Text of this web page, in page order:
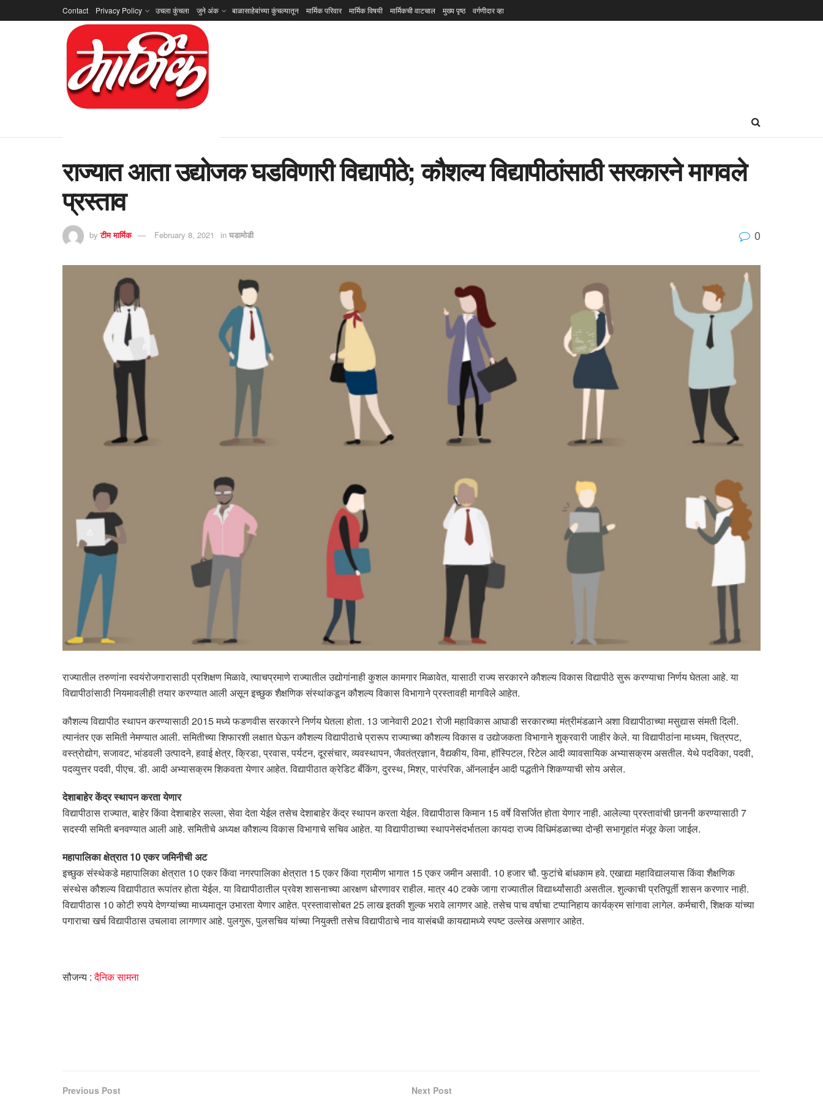
Contact Privacy Policy उचला कुंचला जुने अंक बाळासाहेबांच्या कुंचल्यातून मार्मिक परिवार मार्मिक विषयी मार्मिकची वाटचाल मुख्य पृष्ठ वर्गणीदार व्हा
राज्यात आता उद्योजक घडविणारी विद्यापीठे; कौशल्य विद्यापीठांसाठी सरकारने मागवले
प्रस्ताव
by टीम मार्मिक February 8, 2021 in घडामोडी 0
राज्यातील तरुणांना स्वयंरोजगारासाठी प्रशिक्षण मिळावे, त्याचप्रमाणे राज्यातील उद्योगांनाही कुशल कामगार मिळावेत, यासाठी राज्य सरकारने कौशल्य विकास विद्यापीठे सुरू करण्याचा निर्णय घेतला आहे. या
विद्यापीठांसाठी नियमावलीही तयार करण्यात आली असून इच्छुक शैक्षणिक संस्थांकडून कौशल्य विकास विभागाने प्रस्तावही मागविले आहेत.
कौशल्य विद्यापीठ स्थापन करण्यासाठी 2015 मध्ये फडणवीस सरकारने निर्णय घेतला होता. 13 जानेवारी 2021 रोजी महाविकास आघाडी सरकारच्या मंत्रीमंडळाने अशा विद्यापीठाच्या मसुद्यास संमती दिली.
त्यानंतर एक समिती नेमण्यात आली. समितीच्या शिफारशी लक्षात घेऊन कौशल्य विद्यापीठाचे प्रारूप राज्याच्या कौशल्य विकास व उद्योजकता विभागाने शुक्रवारी जाहीर केले. या विद्यापीठांना माध्यम, चित्रपट,
वस्त्रोद्योग, सजावट, भांडवली उत्पादने, हवाई क्षेत्र, क्रिडा, प्रवास, पर्यटन, दूरसंचार, व्यवस्थापन, जैवतंत्रज्ञान, वैद्यकीय, विमा, हॉस्पिटल, रिटेल आदी व्यावसायिक अभ्यासक्रम असतील. येथे पदविका, पदवी,
पदव्युत्तर पदवी, पीएच. डी. आदी अभ्यासक्रम शिकवता येणार आहेत. विद्यापीठात क्रेडिट बँकिंग, दुरस्थ, मिश्र, पारंपरिक, ऑनलाईन आदी पद्धतीने शिकण्याची सोय असेल.
देशाबाहेर केंद्र स्थापन करता येणार
विद्यापीठास राज्यात, बाहेर किंवा देशाबाहेर सल्ला, सेवा देता येईल तसेच देशाबाहेर केंद्र स्थापन करता येईल. विद्यापीठास किमान 15 वर्षे विसर्जित होता येणार नाही. आलेल्या प्रस्तावांची छाननी करण्यासाठी 7
सदस्यी समिती बनवण्यात आली आहे. समितीचे अध्यक्ष कौशल्य विकास विभागाचे सचिव आहेत. या विद्यापीठाच्या स्थापनेसंदर्भातला कायदा राज्य विधिमंडळाच्या दोन्ही सभागृहांत मंजूर केला जाईल.
महापालिका क्षेत्रात 10 एकर जमिनीची अट
इच्छुक संस्थेकडे महापालिका क्षेत्रात 10 एकर किंवा नगरपालिका क्षेत्रात 15 एकर किंवा ग्रामीण भागात 15 एकर जमीन असावी. 10 हजार चौ. फुटांचे बांधकाम हवे. एखाद्या महाविद्यालयास किंवा शैक्षणिक
संस्थेस कौशल्य विद्यापीठात रूपांतर होता येईल. या विद्यापीठातील प्रवेश शासनाच्या आरक्षण धोरणावर राहील. मात्र 40 टक्के जागा राज्यातील विद्यार्थ्यांसाठी असतील. शुल्काची प्रतिपूर्ती शासन करणार नाही.
विद्यापीठास 10 कोटी रुपये देणग्यांच्या माध्यमातून उभारता येणार आहेत. प्रस्तावासोबत 25 लाख इतकी शुल्क भरावे लागणर आहे. तसेच पाच वर्षाचा टप्पानिहाय कार्यक्रम सांगावा लागेल. कर्मचारी, शिक्षक यांच्या
पगाराचा खर्च विद्यापीठास उचलावा लागणार आहे. पुलगुरू, पुलसचिव यांच्या नियुक्ती तसेच विद्यापीठाचे नाव यासंबधी कायद्यामध्ये स्पष्ट उल्लेख असणार आहेत.
सौजन्य :दैनिक सामना
Previous Post Next Post